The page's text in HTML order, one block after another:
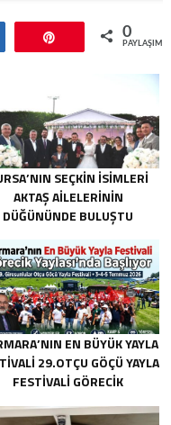
0
SEÇKIN İSIMLERI
AKTAŞ AILELERININ
DÜĞÜNÜNDE BULUŞTU
EN BÜYÜK YAYLA
29.OTÇU GÖÇÜ YAYLA
FESTIVALI GÖRECIK